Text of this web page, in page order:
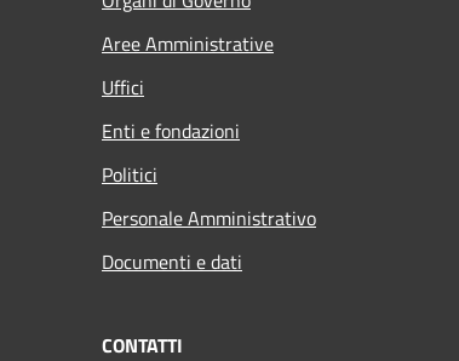
Aree Amministrative
Uffici
Enti e fondazioni
Politici
Personale Amministrativo
Documenti e dati
CONTATTI